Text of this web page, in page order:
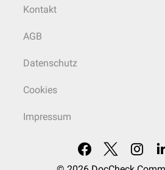
Kontakt
AGB
Datenschutz
Cookies
Impressum